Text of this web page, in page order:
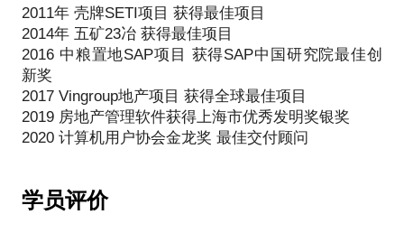
2016 中粮置地SAP项目 获得SAP中国研究院最佳创
新奖
2017 Vigroup房地产项目 获得全球最佳项目
2019 房地产管理软件获得 上海市优秀发明奖银奖
2011年 壳牌SETI项目 获得最佳项目
2014年 五矿23冶 获得最佳项目
2016 中粮置地SAP项目 获得SAP中国研究院最佳创
新奖
2017 Vingroup地产项目 获得全球最佳项目
2019 房地产管理软件获得上海市优秀发明奖银奖
学员评价